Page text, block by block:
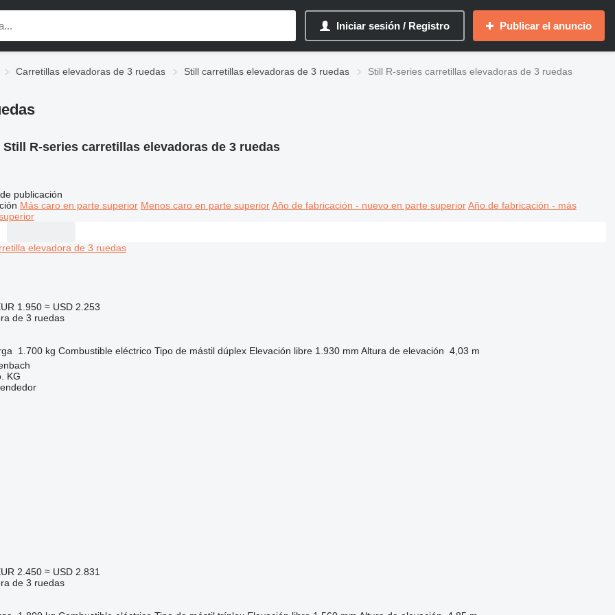
Iniciar sesión / Registro Publicar el anuncio
Carretillas elevadoras de 3 ruedas Still carretillas elevadoras de 3 ruedas Still R-series carretillas elevadoras de 3 ruedas
Still R-series carretillas elevadoras de 3 ruedas
publicación
Más caro en parte superior Menos caro en parte superior Año de fabricación - nuevo en parte superior Año de fabricación - más
1.950 ≈ USD 2.253
de 3 ruedas
1.700 kg Combustible eléctrico Tipo de mástil dúplex Elevación libre 1.930 mm Altura de elevación 4,03 m
KG
2.450 ≈ USD 2.831
de 3 ruedas